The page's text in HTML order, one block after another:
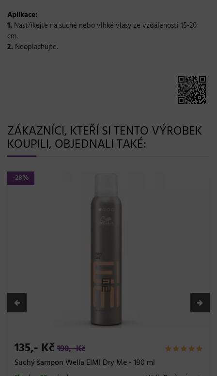
Aplikace:
1. Nastříkejte na suché nebo vlhké vlasy ze vzdálenosti 15-20
cm.
2. Neoplachujte.
ZÁKAZNÍCI, KTEŘÍ SI TENTO VÝROBEK
KOUPILI, OBJEDNALI TAKÉ:
172,- Kč
Barvicí sprej na vlasy Subrina Professional
Colour Lotion 250 ml - odstín 10/2 stříbrná